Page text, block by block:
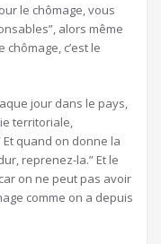
le chômage, vous
alors même
c’est le
jour dans le pays,
territoriale,
quand on donne la
reprenez-la.” Et le
on ne peut pas avoir
comme on a depuis